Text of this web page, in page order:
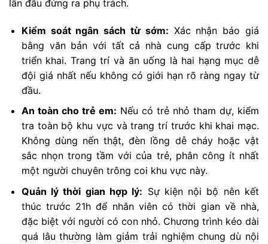
lần đầu đứng ra phụ trách.
Kiểm soát ngân sách từ sớm: Xác nhận báo giá
bằng văn bản với tất cả nhà cung cấp trước khi
triển khai. Trang trí và ăn uống là hai hạng mục dễ
đội giá nhất nếu không có giới hạn rõ ràng ngay từ
đầu.
An toàn cho trẻ em: Nếu có trẻ nhỏ tham dự, kiểm
tra toàn bộ khu vực và trang trí trước khi khai mạc.
Không dùng nến thật, đèn lồng dễ cháy hoặc vật
sắc nhọn trong tầm với của trẻ, phân công ít nhất
một người chuyên trông coi khu vực này.
Quản lý thời gian hợp lý: Sự kiện nội bộ nên kết
thúc trước 21h để nhân viên có thời gian về nhà,
đặc biệt với người có con nhỏ. Chương trình kéo dài
quá lâu thường làm giảm trải nghiệm chung dù nội